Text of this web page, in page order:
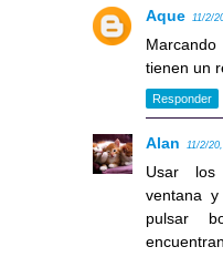
Aque 11/2/
tienen un
Responder
Alan 11/2/
Usar
ventana
pulsar